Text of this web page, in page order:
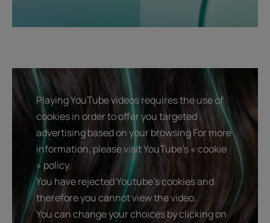
Playing YouTube videos requires the use of
cookies in order to offer you targeted
advertising based on your browsing For more
information, please visit YouTube's « cookie
» policy.
You have rejected Youtube's cookies and
therefore you cannot view the video.
You can change your choices by clicking on